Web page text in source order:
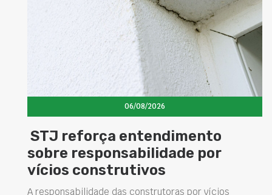
06/08/2026
Concretos aditivados e
elevam desempenho das
estruturas e impulsionam novas
soluções na construção civil